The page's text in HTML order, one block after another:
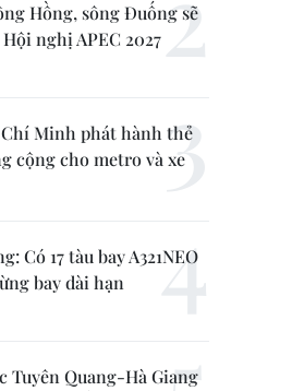
Hồng, sông Đuống sẽ
nghị APEC 2027
Minh phát hành thẻ
cộng cho metro và xe
Có 17 tàu bay A321NEO
bay dài hạn
Tuyên Quang-Hà Giang